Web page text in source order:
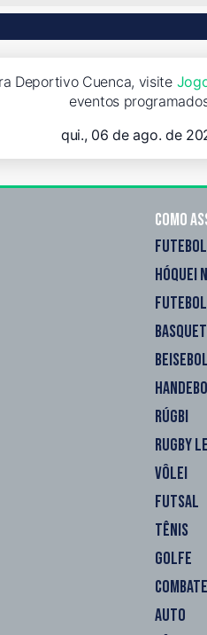
Deportivo Cuenca, visite
eventos
qui., 06 de ago. de
Como
FUTEBOL
HÓQUEI
BEISEBOL
RÚGBI
RUGBY
VÔLEI
FUTSAL
TÊNIS
GOLFE
COMBATE
AUTO